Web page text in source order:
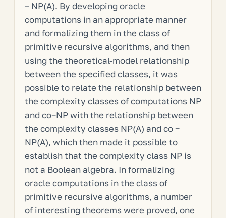
− NP(A). By developing oracle
computations in an appropriate manner
and formalizing them in the class of
primitive recursive algorithms, and then
using the theoretical-model relationship
between the specified classes, it was
possible to relate the relationship between
the complexity classes of computations NP
and co−NP with the relationship between
the complexity classes NP(A) and co −
NP(A), which then made it possible to
establish that the complexity class NP is
not a Boolean algebra. In formalizing
oracle computations in the class of
primitive recursive algorithms, a number
of interesting theorems were proved, one